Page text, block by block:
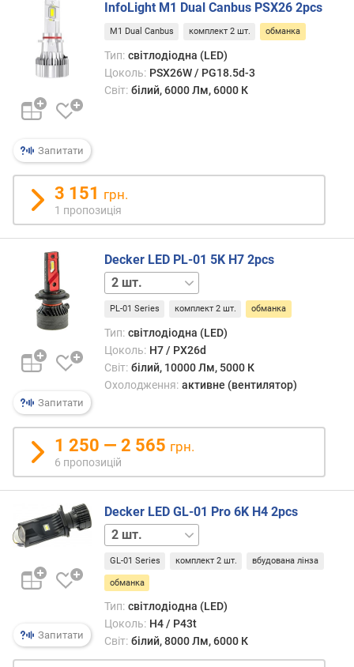
Втім,
в
у
п
к
о
ц
і
(
ш
т
.
с
п
о
и
в
н
о
у
н
і
т
ь
т
Запитати
InfoLight M1 Dual Canbus PSX26 2pcs
M1 Dual Canbus комплект 2 шт. обманка
Тип: світлодіодна (LED)
Цоколь: PSX26W / PG18.5d-3
Світ: білий, 6000 Лм, 6000 К
3 151 грн.
1 пропозиція
Запитати
Decker LED PL-01 5K H7 2pcs
1 шт.
PL-01 Series комплект 2 шт. обманка
Тип: світлодіодна (LED)
Цоколь: H7 / PX26d
Світ: білий, 10000 Лм, 5000 К
Охолодження: активне (вентилятор)
1 250 — 2 565 грн.
6 пропозицій
Запитати
Decker LED GL-01 Pro 6K H4 2pcs
1 шт.
GL-01 Series комплект 2 шт. вбудована лінза
обманка
Тип: світлодіодна (LED)
Цоколь: H4 / P43t
Світ: білий, 8000 Лм, 6000 К